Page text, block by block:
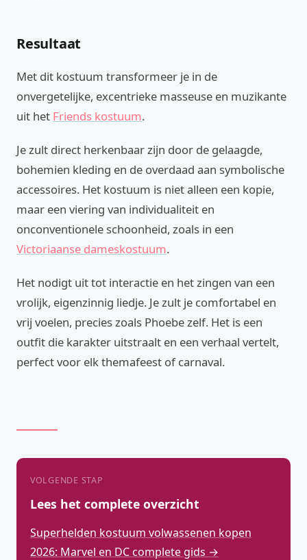
Resultaat
Met dit kostuum transformeer je in de
onvergetelijke, excentrieke masseuse en muzikante
uit het Friends kostuum.
Je zult direct herkenbaar zijn door de gelaagde,
bohemien kleding en de overdaad aan symbolische
accessoires. Het kostuum is niet alleen een kopie,
maar een viering van individualiteit en
onconventionele schoonheid, zoals in een
Victoriaanse dameskostuum.
Het nodigt uit tot interactie en het zingen van een
vrolijk, eigenzinnig liedje. Je zult je comfortabel en
vrij voelen, precies zoals Phoebe zelf. Het is een
outfit die karakter uitstraalt en een verhaal vertelt,
perfect voor elk themafeest of carnaval.
VOLGENDE STAP
Lees het complete overzicht
Superhelden kostuum volwassenen kopen
2026: Marvel en DC complete gids →